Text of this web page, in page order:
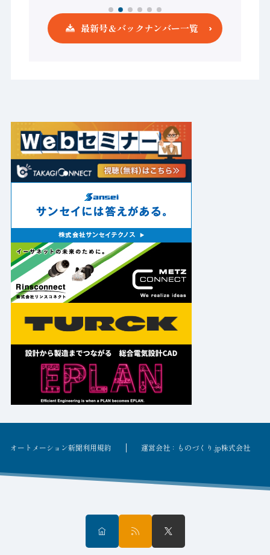
最新号＆バックナンバー一覧
オートメーション新聞利用規約 運営会社：ものづくり.jp株式会社